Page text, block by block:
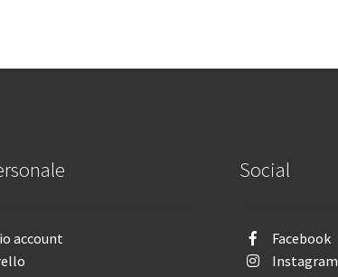
account
Social
Facebook
Instagram